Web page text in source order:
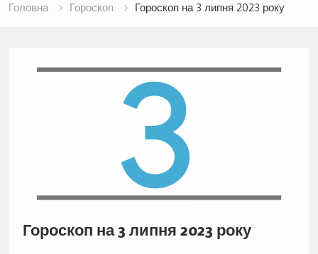
Головна Гороскоп Гороскоп на 3 липня 2023 року
Гороскоп на 3 липня 2023 року